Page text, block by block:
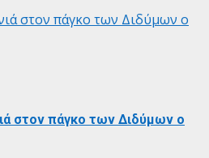
στον πάγκο των Διδύμων ο
στον πάγκο των Διδύμων ο